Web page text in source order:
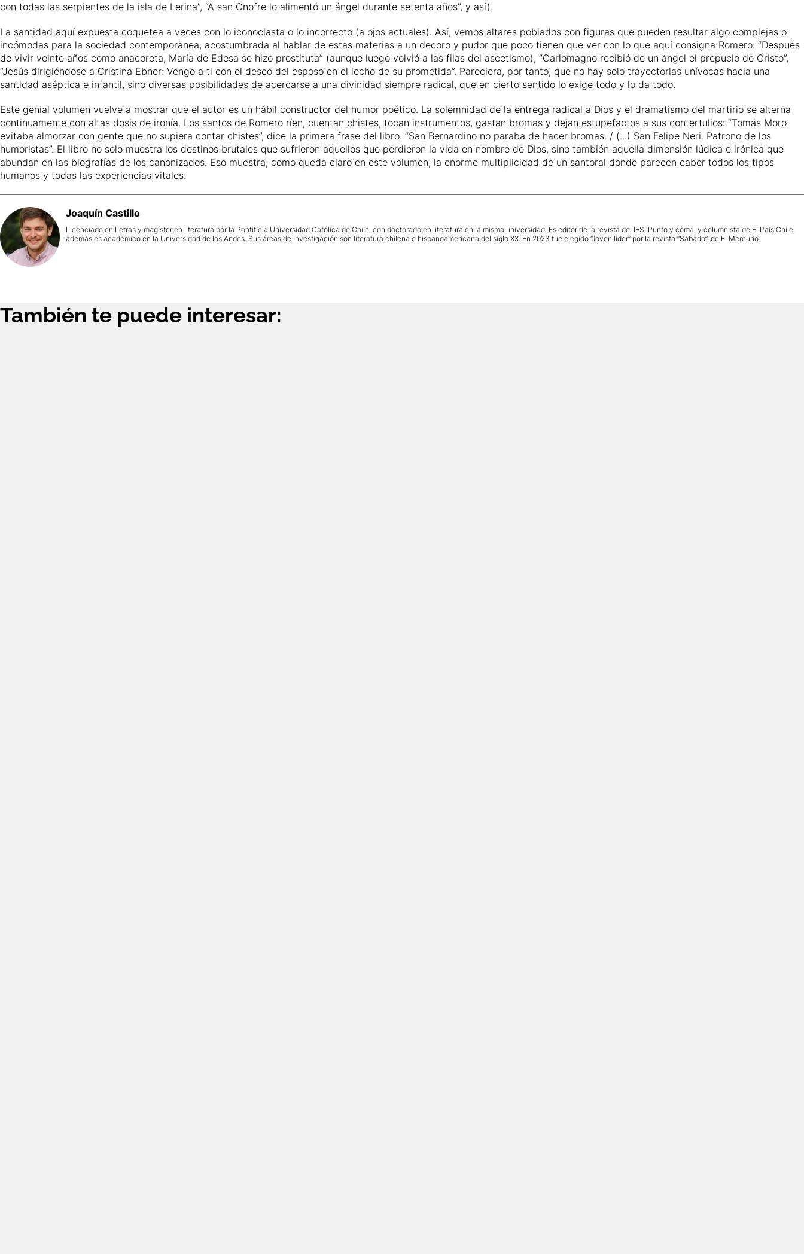
con todas las serpientes de la isla de Lerina”, “A san Onofre lo alimentó un ángel durante setenta años”, y así).
La santidad aquí expuesta coquetea a veces con lo iconoclasta o lo incorrecto (a ojos actuales). Así, vemos altares poblados con figuras que pueden resultar algo complejas o
incómodas para la sociedad contemporánea, acostumbrada al hablar de estas materias a un decoro y pudor que poco tienen que ver con lo que aquí consigna Romero: “Después
de vivir veinte años como anacoreta, María de Edesa se hizo prostituta” (aunque luego volvió a las filas del ascetismo), “Carlomagno recibió de un ángel el prepucio de Cristo”,
“Jesús dirigiéndose a Cristina Ebner: Vengo a ti con el deseo del esposo en el lecho de su prometida”. Pareciera, por tanto, que no hay solo trayectorias unívocas hacia una
santidad aséptica e infantil, sino diversas posibilidades de acercarse a una divinidad siempre radical, que en cierto sentido lo exige todo y lo da todo.
Este genial volumen vuelve a mostrar que el autor es un hábil constructor del humor poético. La solemnidad de la entrega radical a Dios y el dramatismo del martirio se alterna
continuamente con altas dosis de ironía. Los santos de Romero ríen, cuentan chistes, tocan instrumentos, gastan bromas y dejan estupefactos a sus contertulios: “Tomás Moro
evitaba almorzar con gente que no supiera contar chistes”, dice la primera frase del libro. “San Bernardino no paraba de hacer bromas. / (...) San Felipe Neri. Patrono de los
humoristas”. El libro no solo muestra los destinos brutales que sufrieron aquellos que perdieron la vida en nombre de Dios, sino también aquella dimensión lúdica e irónica que
abundan en las biografías de los canonizados. Eso muestra, como queda claro en este volumen, la enorme multiplicidad de un santoral donde parecen caber todos los tipos
humanos y todas las experiencias vitales.
Joaquín Castillo
Licenciado en Letras y magíster en literatura por la Pontificia Universidad Católica de Chile, con doctorado en literatura en la misma universidad. Es editor de la revista del IES, Punto y coma, y columnista de El País Chile,
además es académico en la Universidad de los Andes. Sus áreas de investigación son literatura chilena e hispanoamericana del siglo XX. En 2023 fue elegido “Joven líder” por la revista “Sábado”, de El Mercurio.
También te puede interesar: